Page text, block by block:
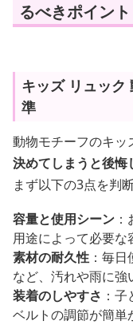
るべきポイント
キッズ リュック
準
動物モチーフのキッ
決めてしまうと後悔
まず以下の3点を判
容量と使用シーン
用途によって必要な
素材の耐久性 ：毎
など、汚れや雨に強
装着のしやすさ ：
ベルトの調節が簡単